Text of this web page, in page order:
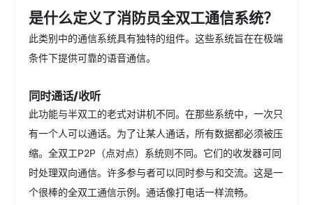
是什么定义了消防员全双工通信系统？
此类别中的通信系统具有独特的组件。这些系统旨在在极端
条件下提供可靠的语音通信。
同时通话/收听
此功能与半双工的老式对讲机不同。在那些系统中，一次只
有一个人可以通话。为了让某人通话，所有数据都必须被压
缩。全双工P2P（点对点）系统则不同。它们的收发器可同
时处理双向通信。许多参与者可以同时参与和交流。这是一
个很棒的全双工通信示例。通话像打电话一样流畅。